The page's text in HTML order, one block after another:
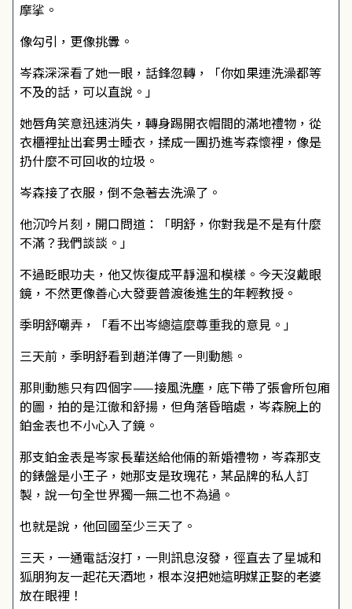
摩挲。
像勾引，更像挑釁。
岑森深深看了她一眼，話鋒忽轉，「你如果連洗澡都等
不及的話，可以直說。」
她唇角笑意迅速消失，轉身踢開衣帽間的滿地禮物，從
衣櫃裡扯出套男士睡衣，揉成一團扔進岑森懷裡，像是
扔什麼不可回收的垃圾。
岑森接了衣服，倒不急著去洗澡了。
他沉吟片刻，開口問道：「明舒，你對我是不是有什麼
不滿？我們談談。」
不過眨眼功夫，他又恢復成平靜溫和模樣。今天沒戴眼
鏡，不然更像善心大發要普渡後進生的年輕教授。
季明舒嘲弄，「看不出岑總這麼尊重我的意見。」
三天前，季明舒看到趙洋傳了一則動態。
那則動態只有四個字——接風洗塵，底下帶了張會所包廂
的圖，拍的是江徹和舒揚，但角落昏暗處，岑森腕上的
鉑金表也不小心入了鏡。
那支鉑金表是岑家長輩送給他倆的新婚禮物，岑森那支
的錶盤是小王子，她那支是玫瑰花，某品牌的私人訂
製，說一句全世界獨一無二也不為過。
也就是說，他回國至少三天了。
三天，一通電話沒打，一則訊息沒發，徑直去了星城和
狐朋狗友一起花天酒地，根本沒把她這明媒正娶的老婆
放在眼裡！